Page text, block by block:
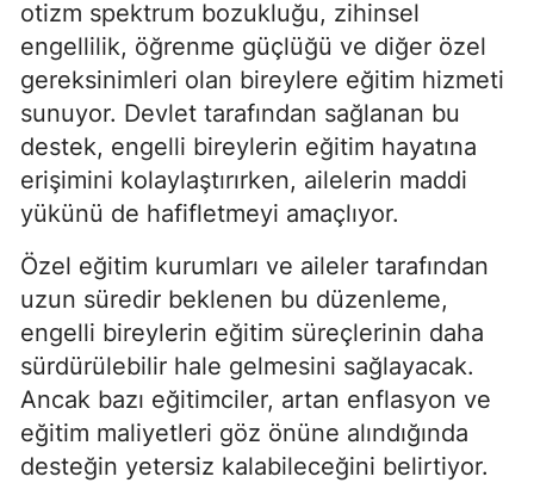
otizm spektrum bozukluğu, zihinsel
engellilik, öğrenme güçlüğü ve diğer özel
gereksinimleri olan bireylere eğitim hizmeti
sunuyor. Devlet tarafından sağlanan bu
destek, engelli bireylerin eğitim hayatına
erişimini kolaylaştırırken, ailelerin maddi
yükünü de hafifletmeyi amaçlıyor.
Özel eğitim kurumları ve aileler tarafından
uzun süredir beklenen bu düzenleme,
engelli bireylerin eğitim süreçlerinin daha
sürdürülebilir hale gelmesini sağlayacak.
Ancak bazı eğitimciler, artan enflasyon ve
eğitim maliyetleri göz önüne alındığında
desteğin yetersiz kalabileceğini belirtiyor.